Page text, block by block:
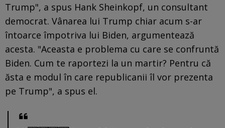
Trump", a spus Hank Sheinkopf, un consultant
democrat. Vânarea lui Trump chiar acum s-ar
întoarce împotriva lui Biden, argumentează
acesta. "Aceasta e problema cu care se confruntă
Biden. Cum te raportezi la un martir? Pentru că
ăsta e modul în care republicanii îl vor prezenta
pe Trump", a spus el.